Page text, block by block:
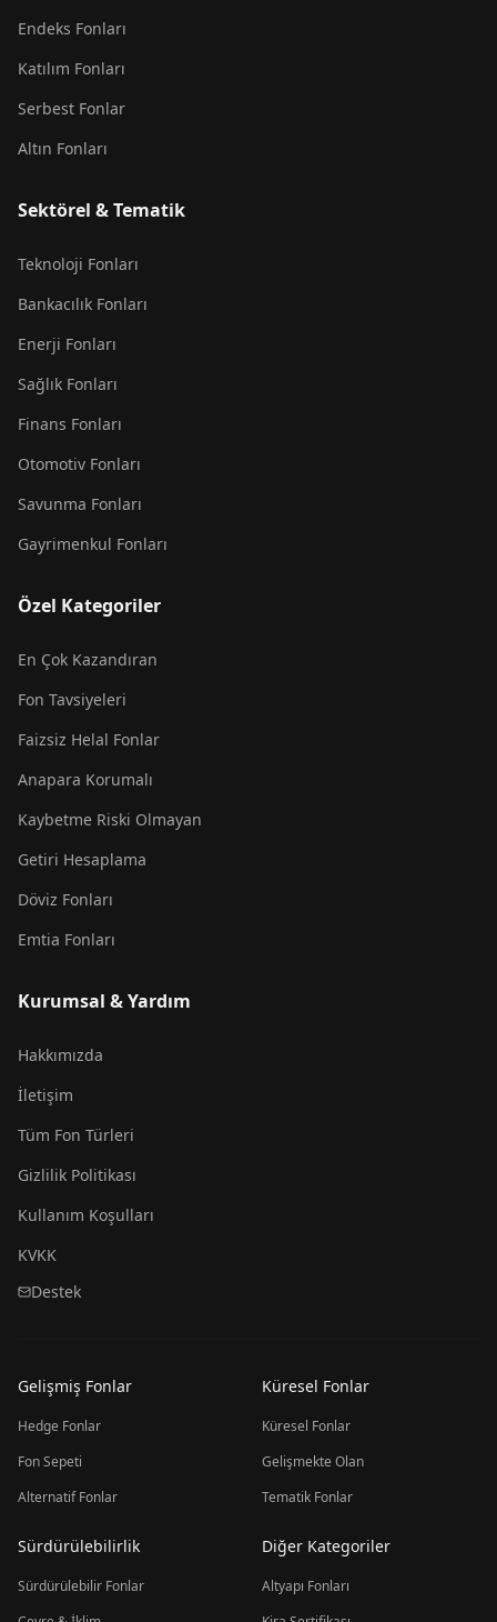
Endeks Fonları
Katılım Fonları
Serbest Fonlar
Altın Fonları
Sektörel & Tematik
Teknoloji Fonları
Bankacılık Fonları
Enerji Fonları
Sağlık Fonları
Finans Fonları
Otomotiv Fonları
Savunma Fonları
Gayrimenkul Fonları
Özel Kategoriler
En Çok Kazandıran
Fon Tavsiyeleri
Faizsiz Helal Fonlar
Anapara Korumalı
Kaybetme Riski Olmayan
Getiri Hesaplama
Döviz Fonları
Emtia Fonları
Kurumsal & Yardım
Hakkımızda
İletişim
Tüm Fon Türleri
Gizlilik Politikası
Kullanım Koşulları
KVKK
Destek
Gelişmiş Fonlar
Hedge Fonlar
Fon Sepeti
Alternatif Fonlar
Küresel Fonlar
Küresel Fonlar
Gelişmekte Olan
Tematik Fonlar
Sürdürülebilirlik
Sürdürülebilir Fonlar
Diğer Kategoriler
Altyapı Fonları